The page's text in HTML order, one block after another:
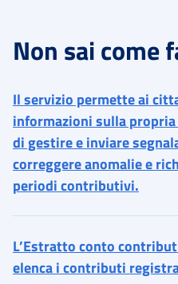
Non sai come
Il servizio permette ai
informazioni sulla
di gestire e inviare
correggere anomalie e
periodi contributivi.
L’Estratto conto
elenca i contributi